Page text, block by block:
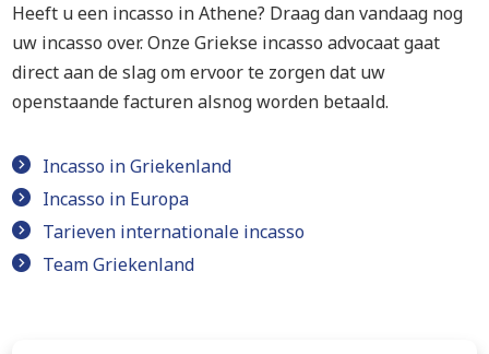
Heeft u een incasso in Athene? Draag dan vandaag nog
uw incasso over. Onze Griekse incasso advocaat gaat
direct aan de slag om ervoor te zorgen dat uw
openstaande facturen alsnog worden betaald.
Incasso in Griekenland
Incasso in Europa
Tarieven internationale incasso
Team Griekenland